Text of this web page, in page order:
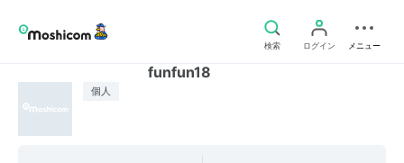
検索 ログイン メニュー
個人
funfun18